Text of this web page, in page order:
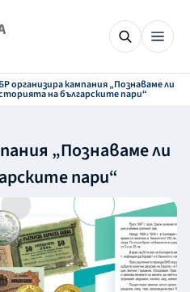
организира кампания „Познаваме ли
на българските пари“
„Познаваме ли
пари“